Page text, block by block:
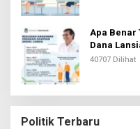
Apa Benar
Dana
40707 Dilihat
Politik Terbaru